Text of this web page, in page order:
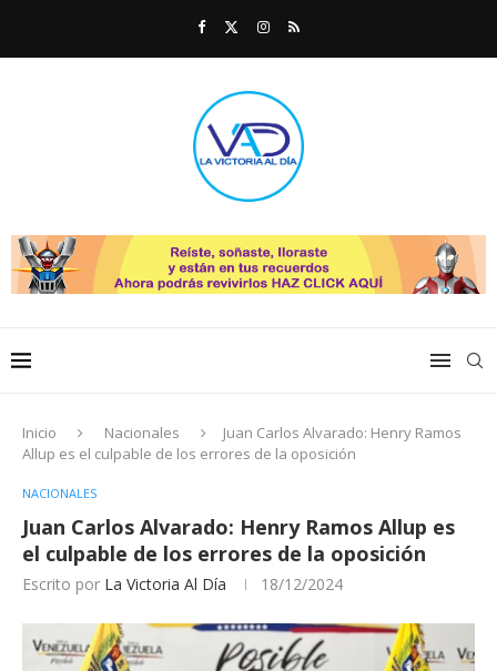
Inicio Nacionales
Juan Carlos Alvarado: Henry Ramos
Allup es el culpable de los errores de la oposición
NACIONALES
Juan Carlos Alvarado: Henry Ramos Allup es
el culpable de los errores de la oposición
Escrito por La Victoria Al Día 18/12/2024